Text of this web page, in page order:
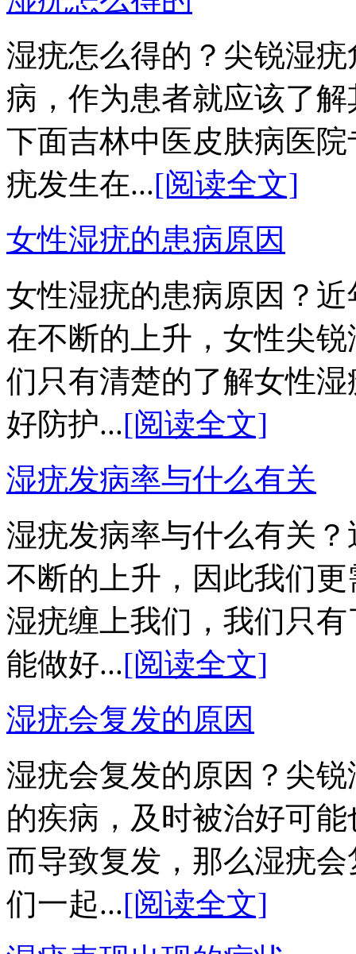
湿疣怎么得的？尖锐湿
病，作为患者就应该了
下面吉林中医皮肤病医
疣发生在...[阅读全文]
女性湿疣的患病原因
女性湿疣的患病原因？
在不断的上升，女性尖
们只有清楚的了解女性
好防护...[阅读全文]
湿疣发病率与什么有关
湿疣发病率与什么有关
不断的上升，因此我们
湿疣缠上我们，我们只
能做好...[阅读全文]
湿疣会复发的原因
湿疣会复发的原因？尖
的疾病，及时被治好可
而导致复发，那么湿疣
们一起...[阅读全文]